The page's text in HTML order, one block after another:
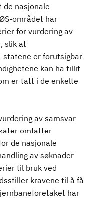
de nasjonale
området har
for vurdering av
slik at
statene er forutsigbar
kan ha tillit
er tatt i de enkelte
av samsvar
omfatter
de nasjonale
av søknader
til bruk ved
kravene til å få
har